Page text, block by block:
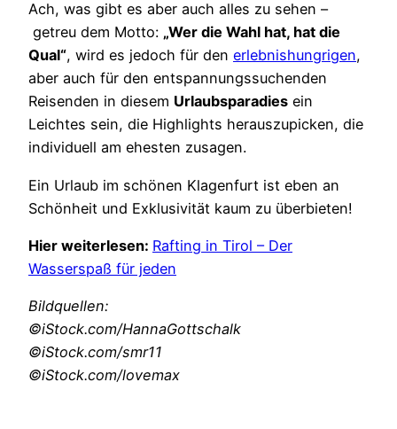
Ach, was gibt es aber auch alles zu sehen –
getreu dem Motto: „Wer die Wahl hat, hat die
Qual“, wird es jedoch für den erlebnishungrigen,
aber auch für den entspannungssuchenden
Reisenden in diesem Urlaubsparadies ein
Leichtes sein, die Highlights herauszupicken, die
individuell am ehesten zusagen.
Ein Urlaub im schönen Klagenfurt ist eben an
Schönheit und Exklusivität kaum zu überbieten!
Hier weiterlesen: Rafting in Tirol – Der
Wasserspaß für jeden
Bildquellen:
©iStock.com/HannaGottschalk
©iStock.com/smr11
©iStock.com/lovemax